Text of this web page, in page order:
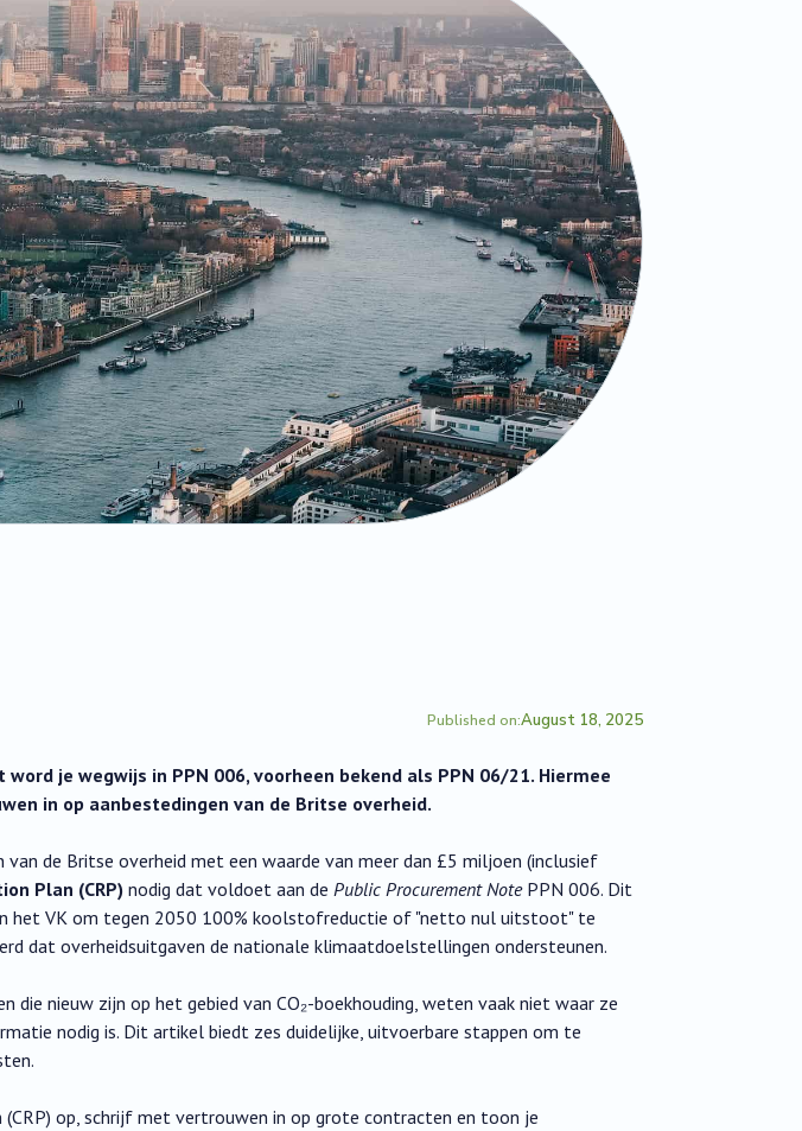
Published on:August 18, 2025
je wegwijs in PPN 006, voorheen bekend als PPN 06/21. Hiermee
in op aanbestedingen van de Britse overheid.
de Britse overheid met een waarde van meer dan £5 miljoen (inclusief
Plan (CRP)nodig dat voldoet aan de Public Procurement NotePPN 006. Dit
het VK om tegen 2050 100% koolstofreductie of "netto nul uitstoot" te
dat overheidsuitgaven de nationale klimaatdoelstellingen ondersteunen.
die nieuw zijn op het gebied van CO₂-boekhouding, weten vaak niet waar ze
nodig is. Dit artikel biedt zes duidelijke, uitvoerbare stappen om te
(CRP) op, schrijf met vertrouwen in op grote contracten en toon je